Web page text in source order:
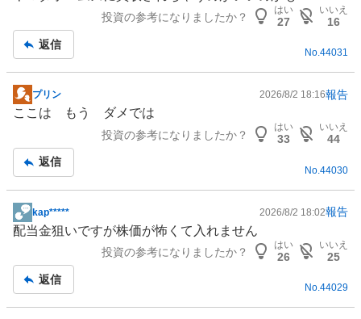
事
投資の参考になりましたか？
はい
27
いいえ
16
返信
No.44031
掲
示
事
プリン 2026/8/2 18:16報告
ここは もう ダメでは
投資の参考になりましたか？
はい
33
いいえ
44
返信
No. 44030
掲
示
事
kap***** 2026/8/2 18:02報告
配当金狙いですが株価が怖くて入れません
投資の参考になりましたか？
はい
26
いいえ
25
返信
No.44029